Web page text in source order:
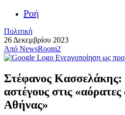
Ροή
Πολιτική
26 Δεκεμβρίου 2023
Από NewsRoom2
Ενεργοποίηση ως
Στέφανος Κασσελάκης:
αστέγους στις
Αθήνας»